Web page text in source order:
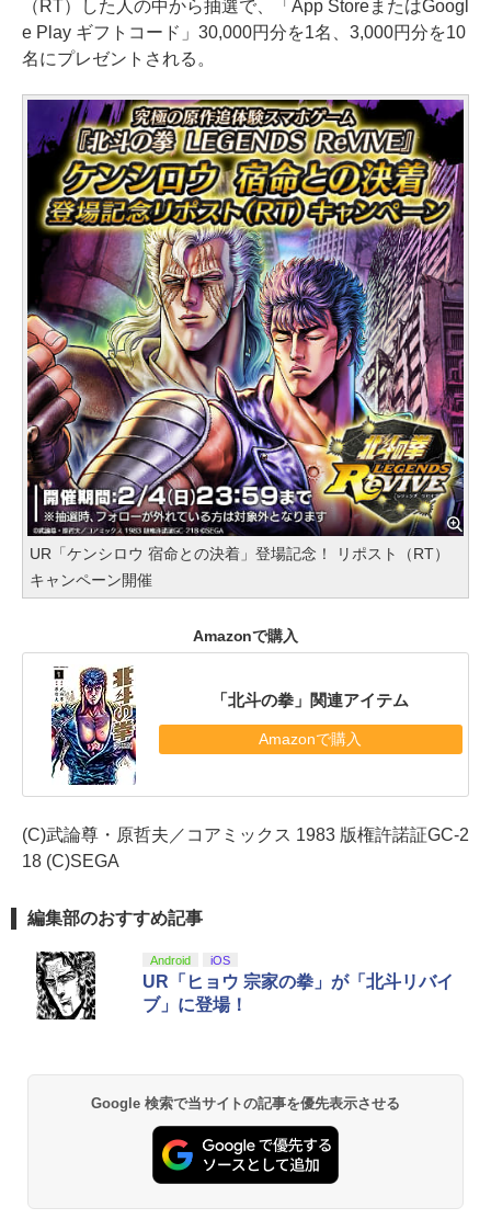
（RT）した人の中から抽選で、「App StoreまたはGoogl
e Play ギフトコード」30,000円分を1名、3,000円分を10
名にプレゼントされる。
UR「ケンシロウ 宿命との決着」登場記念！ リポスト（RT）
キャンペーン開催
Amazonで購入
「北斗の拳」関連アイテム
Amazonで購入
(C)武論尊・原哲夫／コアミックス 1983 版権許諾証GC-2
18 (C)SEGA
編集部のおすすめ記事
Android iOS
UR「ヒョウ 宗家の拳」が「北斗リバイ
ブ」に登場！
Google 検索で当サイトの記事を優先表示させる